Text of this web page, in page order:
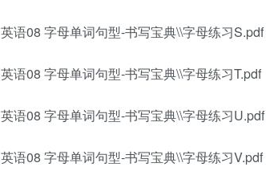
英语08 字母单词句型-书写宝典\\字母练习S.pdf
英语08 字母单词句型-书写宝典\\字母练习T.pdf
英语08 字母单词句型-书写宝典\\字母练习U.pdf
英语08 字母单词句型-书写宝典\\字母练习V.pdf